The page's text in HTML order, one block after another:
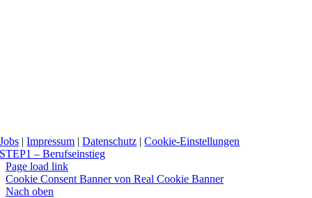
Jobs |Impressum |Datenschutz |Cookie-Einstellungen
STEP1 – Berufseinstieg
Page load link
Cookie Consent Banner von Real Cookie Banner
Nach oben